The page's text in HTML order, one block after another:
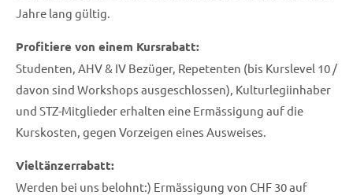
Jahre lang gültig.
Profitiere von einem Kursrabatt:
Studenten, AHV & IV Bezüger, Repetenten (bis Kurslevel 10 /
davon sind Workshops ausgeschlossen), Kulturlegiinhaber
und STZ-Mitglieder erhalten eine Ermässigung auf die
Kurskosten, gegen Vorzeigen eines Ausweises.
Vieltänzerrabatt:
Werden bei uns belohnt:) Ermässigung von CHF 30 auf